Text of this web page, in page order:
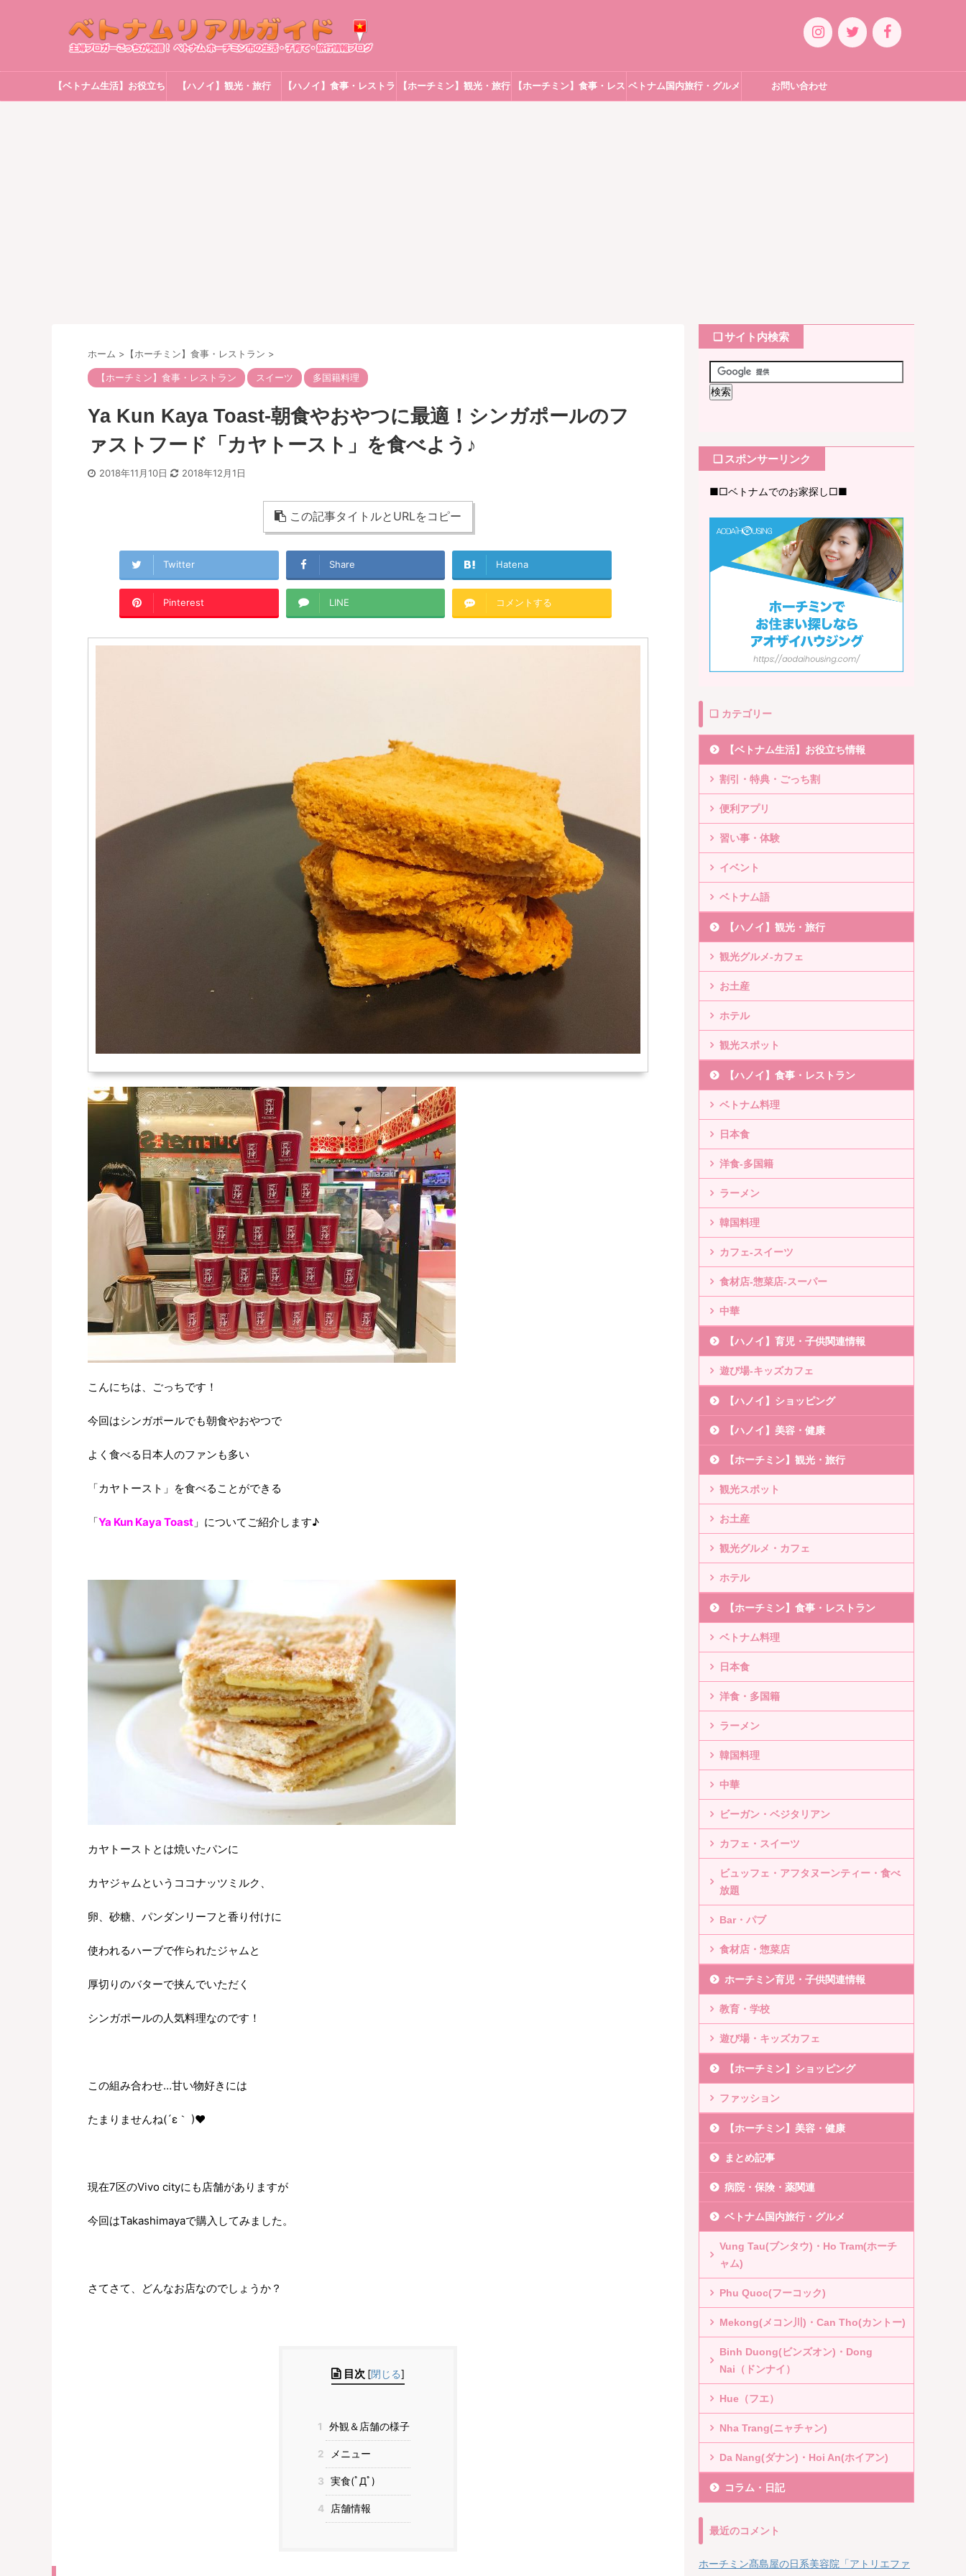
【ベトナム生活】お役立ち 【ハノイ】観光・旅行 【ハノイ】食事・レストラ 【ホーチミン】観光・旅行 【ホーチミン】食事・レス ベトナム国内旅行・グルメ お問い合わせ
ホーム > 【ホーチミン】食事・レストラン >
【ホーチミン】食事・レストラン スイーツ 多国籍料理
Ya Kun Kaya Toast-朝食やおやつに最適！シンガポールのフ
ァストフード「カヤトースト」を食べよう♪
2018年11月10日 2018年12月1日
この記事タイトルとURLをコピー
Twitter Share Hatena
Pinterest LINE コメントする
こんにちは、ごっちです！
今回はシンガポールでも朝食やおやつで
よく食べる日本人のファンも多い
「カヤトースト」を食べることができる
「Ya Kun Kaya Toast 」についてご紹介します♪
カヤトーストとは焼いたパンに
カヤジャムというココナッツミルク、
卵、砂糖、パンダンリーフと香り付けに
使われるハーブで作られたジャムと
厚切りのバターで挟んでいただく
シンガポールの人気料理なのです！
この組み合わせ…甘い物好きには
たまりませんね(´ε｀ )❤
現在7区のVivo cityにも店舗がありますが
今回はTakashimayaで購入してみました。
さてさて、どんなお店なのでしょうか？
目次 [閉じる]
1 外観＆店舗の様子
2 メニュー
3 実食(ﾟДﾟ)
4 店舗情報
❏ サイト内検索
❏ スポンサーリンク
■□ベトナムでのお家探し□■
❏ カテゴリー
【ベトナム生活】お役立ち情報
割引・特典・ごっち割
便利アプリ
習い事・体験
イベント
ベトナム語
【ハノイ】観光・旅行
観光グルメ-カフェ
お土産
ホテル
観光スポット
【ハノイ】食事・レストラン
ベトナム料理
日本食
洋食-多国籍
ラーメン
韓国料理
カフェ-スイーツ
食材店-惣菜店-スーパー
中華
【ハノイ】育児・子供関連情報
遊び場-キッズカフェ
【ハノイ】ショッピング
【ハノイ】美容・健康
【ホーチミン】観光・旅行
観光スポット
お土産
観光グルメ・カフェ
ホテル
【ホーチミン】食事・レストラン
ベトナム料理
日本食
洋食・多国籍
ラーメン
韓国料理
中華
ビーガン・ベジタリアン
カフェ・スイーツ
ビュッフェ・アフタヌーンティー・食べ
放題
Bar・パブ
食材店・惣菜店
ホーチミン育児・子供関連情報
教育・学校
遊び場・キッズカフェ
【ホーチミン】ショッピング
ファッション
【ホーチミン】美容・健康
まとめ記事
病院・保険・薬関連
ベトナム国内旅行・グルメ
Vung Tau(ブンタウ)・Ho Tram(ホーチ
ャム)
Phu Quoc(フーコック)
Mekong(メコン川)・Can Tho(カントー)
Binh Duong(ビンズオン)・Dong
Nai（ドンナイ）
Hue（フエ）
Nha Trang(ニャチャン)
Da Nang(ダナン)・Hoi An(ホイアン)
コラム・日記
最近のコメント
ホーチミン髙島屋の日系美容院「アトリエファ